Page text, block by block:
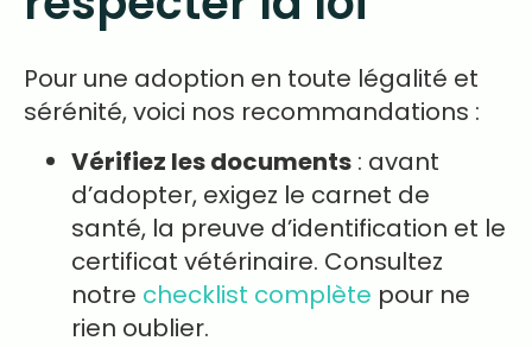
Pour une adoption en toute légalité et
sérénité, voici nos recommandations :
Vérifiez les documents : avant
d’adopter, exigez le carnet de
santé, la preuve d’identification et le
certificat vétérinaire. Consultez
notre checklist complète pour ne
rien oublier.